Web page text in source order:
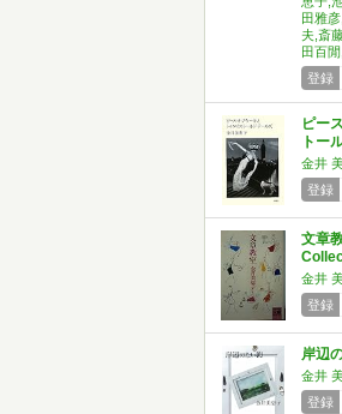
田雅
夫,斎
田百
登録
ピー
トー
金井
登録
文章
金井
登録
岸辺
金井
登録